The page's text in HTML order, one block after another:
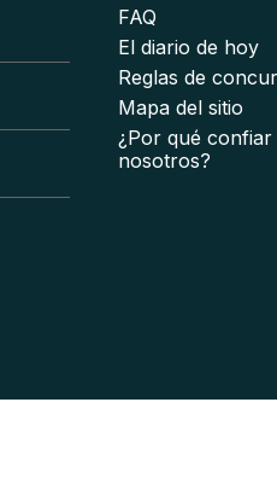
FAQ
El diario de hoy
Reglas de
Mapa del sitio
¿Por qué confiar
nosotros?